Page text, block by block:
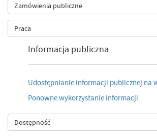
Zamówienia publiczne
Praca
Informacja publiczna
Udostępnianie informacji publicznej na
Ponowne wykorzystanie informacji
Dostępność